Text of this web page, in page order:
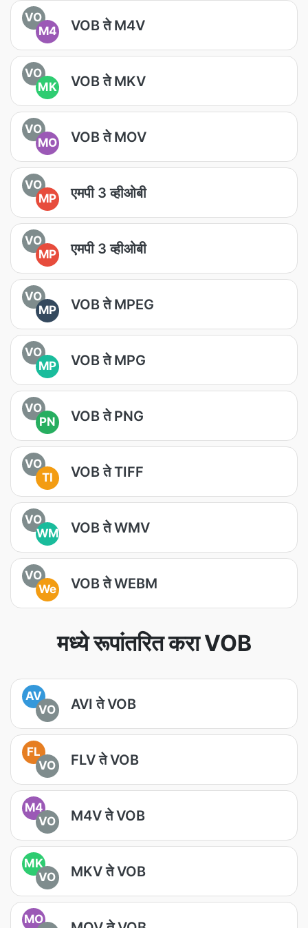
VO
M4
VOB ते M4V
VO
MK
VOB ते MKV
VO
MO
VOB ते MOV
VO
MP
एमपी 3 व्हीओबी
VO
MP
एमपी 3 व्हीओबी
VO
MP
VOB ते MPEG
VO
MP
VOB ते MPG
VO
PN
VOB ते PNG
VO
TI
VOB ते TIFF
VO
WM
VOB ते WMV
VO
We
VOB ते WEBM
मध्ये रूपांतरित करा VOB
AV
VO
AVI ते VOB
FL
VO
FLV ते VOB
M4
VO
M4V ते VOB
MK
VO
MKV ते VOB
MO